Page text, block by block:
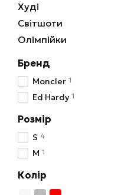
Худі
Світшоти
Олімпійки
Бренд
Moncler 1
Ed Hardy 1
Розмір
S 4
M 1
Колір